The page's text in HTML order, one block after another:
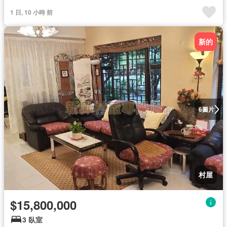
1 日, 10 小時 前
6圖片
新的
村屋
$15,800,000
3 臥室